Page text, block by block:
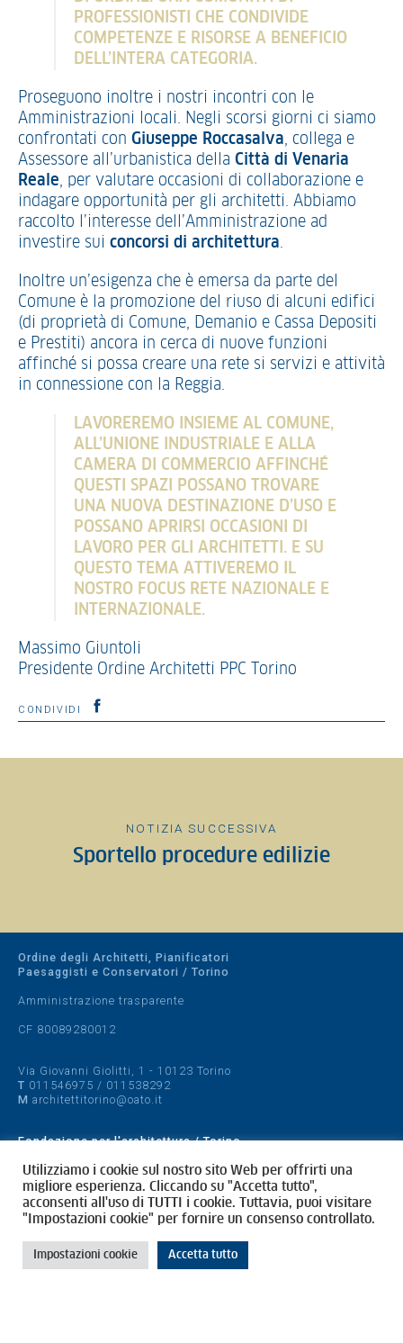
PROFESSIONISTI CHE CONDIVIDE
COMPETENZE E RISORSE A BENEFICIO
DELL’INTERA CATEGORIA.
Proseguono inoltre i nostri incontri con le
Amministrazioni locali. Negli scorsi giorni ci siamo
confrontati con Giuseppe Roccasalva, collega e
Assessore all’urbanistica della Città di Venaria
Reale, per valutare occasioni di collaborazione e
indagare opportunità per gli architetti. Abbiamo
raccolto l’interesse dell’Amministrazione ad
investire sui concorsi di architettura.
Inoltre un’esigenza che è emersa da parte del
Comune è la promozione del riuso di alcuni edifici
(di proprietà di Comune, Demanio e Cassa Depositi
e Prestiti) ancora in cerca di nuove funzioni
affinché si possa creare una rete si servizi e attività
in connessione con la Reggia.
LAVOREREMO INSIEME AL COMUNE,
ALL’UNIONE INDUSTRIALE E ALLA
CAMERA DI COMMERCIO AFFINCHÉ
QUESTI SPAZI POSSANO TROVARE
UNA NUOVA DESTINAZIONE D’USO E
POSSANO APRIRSI OCCASIONI DI
LAVORO PER GLI ARCHITETTI. E SU
QUESTO TEMA ATTIVEREMO IL
NOSTRO FOCUS RETE NAZIONALE E
INTERNAZIONALE.
Massimo Giuntoli
Presidente Ordine Architetti PPC Torino
CONDIVIDI
NOTIZIA SUCCESSIVA
Sportello procedure edilizie
Ordine degli Architetti, Pianificatori
Paesaggisti e Conservatori / Torino
Amministrazione trasparente
CF 80089280012
Via Giovanni Giolitti, 1 - 10123 Torino
T 011546975 / 011538292
M architettitorino@oato.it
Fondazione per l'architettura / Torino
Designed by quattrolinee.it
Cookie Policy
Privacy Policy
Utilizziamo i cookie sul nostro sito Web per offrirti una
migliore esperienza. Cliccando su "Accetta tutto",
acconsenti all'uso di TUTTI i cookie. Tuttavia, puoi visitare
"Impostazioni cookie" per fornire un consenso controllato.
Impostazioni cookie Accetta tutto